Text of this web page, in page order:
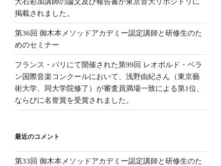
掲載されました。
第36回 御木本メソッドアカデミー認定講師と研修生のた
めのセミナー
フランス・パリにて開催された第99回 レオポルド・ベラ
ン国際音楽コンクールにおいて、浅野由紀さん（東京藝
術大学、同大学院修了）が審査員満場一致による第1位、
ならびに名誉賞を受賞されました。
最近のコメント
第33回 御木本メソッドアカデミー認定講師と研修生のた